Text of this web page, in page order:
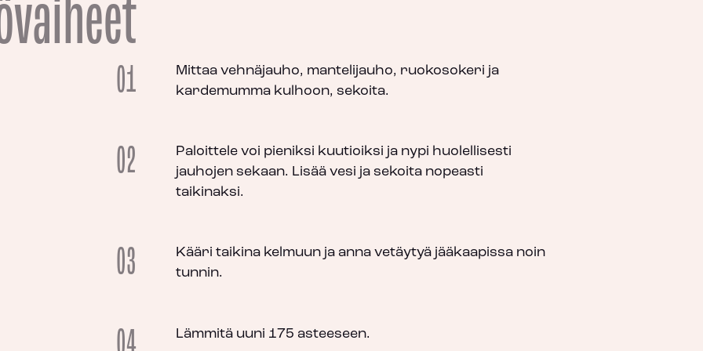
01
Mittaa vehnäjauho, mantelijauho, ruokosokeri ja
kardemumma kulhoon, sekoita.
02
Paloittele voi pieniksi kuutioiksi ja nypi huolellisesti
jauhojen sekaan. Lisää vesi ja sekoita nopeasti
taikinaksi.
03
Kääri taikina kelmuun ja anna vetäytyä jääkaapissa noin
tunnin.
Lämmitä uuni 175 asteeseen.